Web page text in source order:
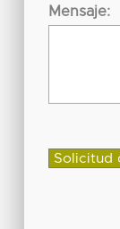
Mensaje: